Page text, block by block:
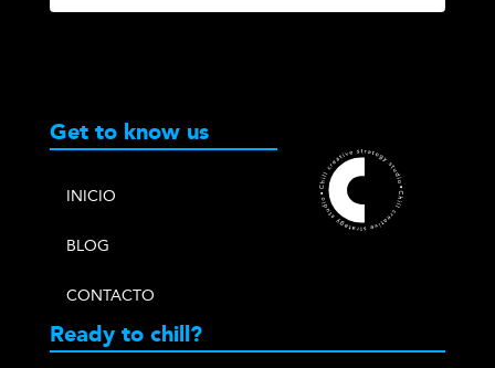
Get to know us
INICIO
BLOG
CONTACTO
Ready to chill?